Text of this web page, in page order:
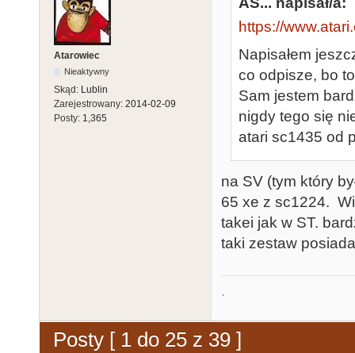
Atarowiec
Nieaktywny
Skąd: Lublin
Zarejestrowany: 2014-02-09
Posty: 1,365
https://
Napisałem
co odpisze, bo
Sam jestem
nigdy tego się
atari sc1435 od
na SV (tym który
65 xe z sc1224.
takei jak w ST.
taki zestaw
.
Posty [ 1 do 25 z 39 ]